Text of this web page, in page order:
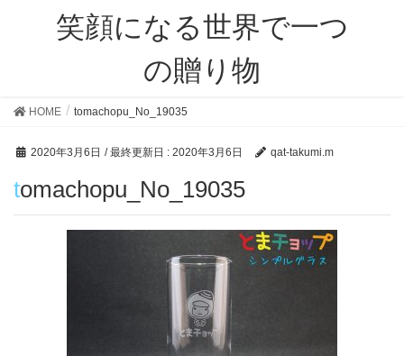
笑顔になる世界で一つ
の贈り物
HOME tomachopu_No_19035
2020年3月6日 / 最終更新日 : 2020年3月6日 qat-takumi.m
tomachopu_No_19035